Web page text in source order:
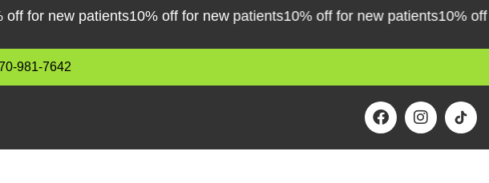
new patients10% off for new patients10% off for new patients10% off for
981-7642
F
a
I
n